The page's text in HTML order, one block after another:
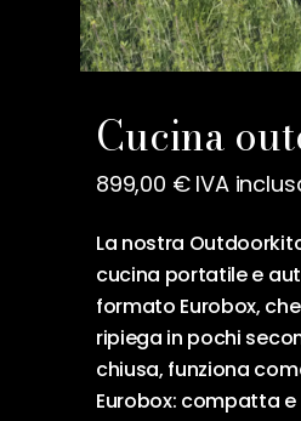
Cucina
899,00 € IVA
La nostra
cucina portatile e
formato Eurobox,
ripiega in pochi
chiusa, funziona
Eurobox: compatta
Nome
Salva il
sito web in
per la
commento.